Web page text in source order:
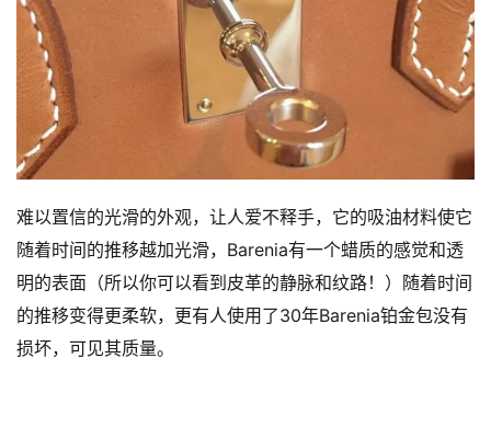
难以置信的光滑的外观，让人爱不释手，它的吸油材料使它
随着时间的推移越加光滑，Barenia有一个蜡质的感觉和透
明的表面（所以你可以看到皮革的静脉和纹路！）随着时间
的推移变得更柔软，更有人使用了30年Barenia铂金包没有
损坏，可见其质量。